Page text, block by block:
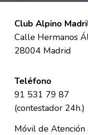
Club Alpino
Calle Hermanos
28004 Madrid
Teléfono
91 531 79 87
(contestador 24h.)
Móvil de Atención